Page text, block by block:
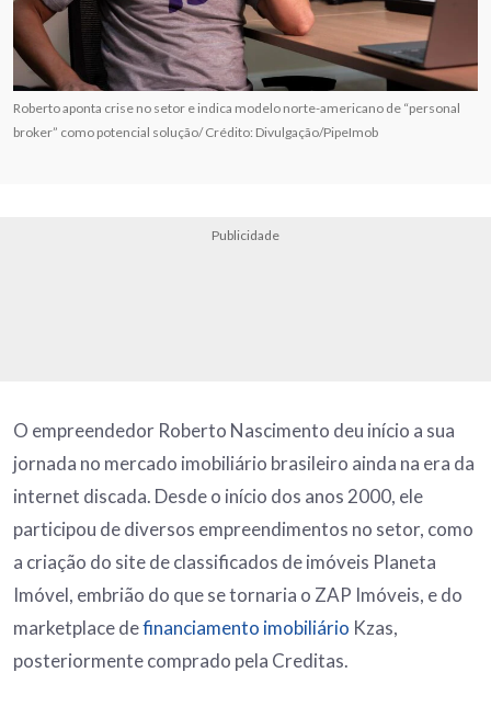
Roberto aponta crise no setor e indica modelo norte-americano de “personal
broker” como potencial solução/ Crédito: Divulgação/PipeImob
Publicidade
O empreendedor Roberto Nascimento deu início a sua
jornada no mercado imobiliário brasileiro ainda na era da
internet discada. Desde o início dos anos 2000, ele
participou de diversos empreendimentos no setor, como
a criação do site de classificados de imóveis Planeta
Imóvel, embrião do que se tornaria o ZAP Imóveis, e do
marketplace definanciamento imobiliário Kzas,
posteriormente comprado pela Creditas.